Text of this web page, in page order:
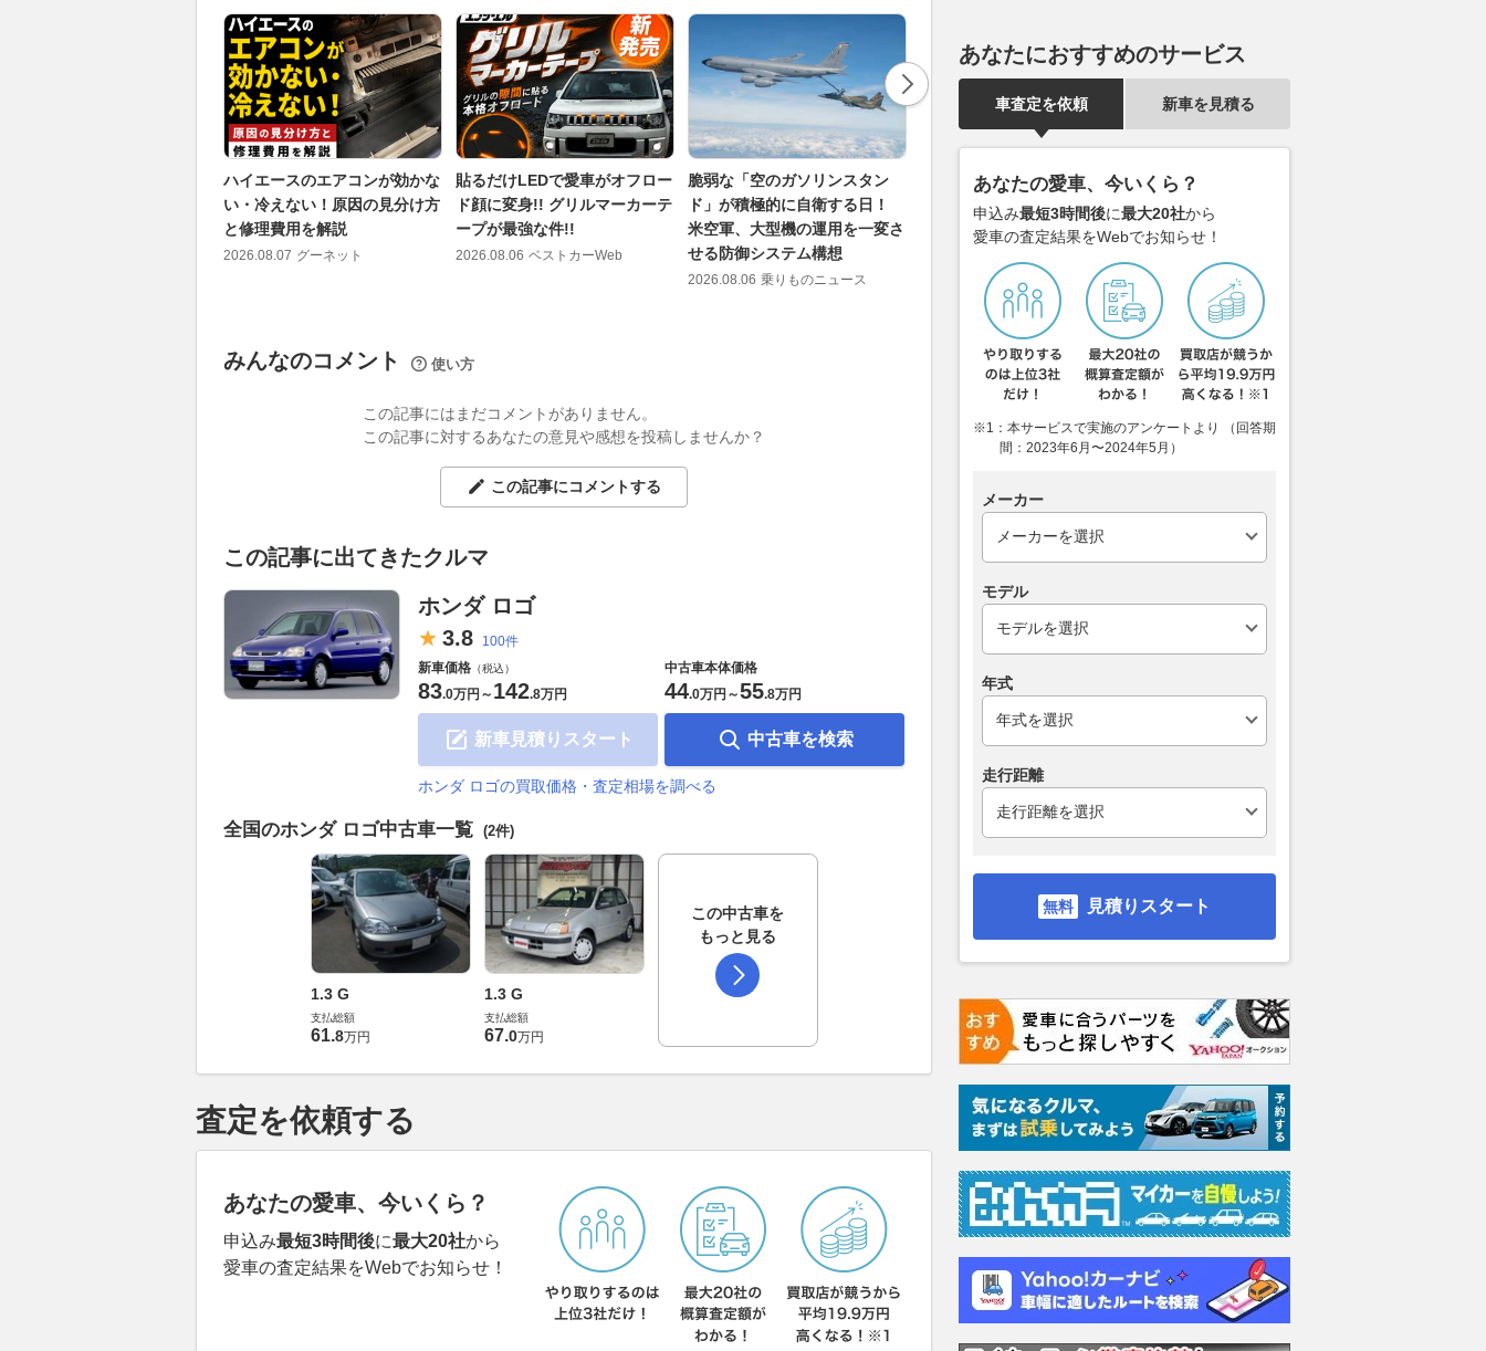
ハイエースのエアコンが効かな
い・冷えない！原因の見分け方
と修理費用を解説
2026.08.07 グーネット
貼るだけLEDで愛車がオフロー
ド顔に変身!! グリルマーカーテ
ープが最強な件!!
2026.08.06 ベストカーWeb
脆弱な「空のガソリンスタン
ド」が積極的に自衛する日！
米空軍、大型機の運用を一変さ
せる防御システム構想
2026.08.06 乗りものニュース
ちょっとした街乗りでも楽しく
なってくるね 自分のスタイル
で主張できる原付二種の「個性
VAGUE
ダイハツとトヨタGRが生んだ
奇跡の１台！ 「コペン GR
SPORT」を手に入れられる時
2026.08.06 WEB CARTOP
みんなのコメント 使い方
この記事にはまだコメントがありません。
この記事に対するあなたの意見や感想を投稿しませんか？
この記事にコメントする
この記事に出てきたクルマ
ホンダ ロゴ
3.8
100件
新車価格 （税込）
83.0万円 ～ 142.8万円
新車見積りスタート
中古車本体価格
44.0万円 ～55.8万円
中古車を検索
ホンダ ロゴの買取価格・査定相場を調べる
全国のホンダ ロゴ中古車一覧 (2件)
1.3 G
支払総額
61.8万円
1.3 G
支払総額
67.0万円
この中古車を
もっと見る
査定を依頼する
あなたの愛車、今いくら？
申込み最短3時間後に最大20社から
愛車の査定結果をWebでお知らせ！
あなたにおすすめのサービス
車査定を依頼 新車を見積る
あなたの愛車、今いくら？
申込み最短3時間後に最大20社から
愛車の査定結果をWebでお知らせ！
※1：本サービスで実施のアンケートより （回答期
間：2023年6月〜2024年5月）
メーカー
モデル
年式
走行距離
見積りスタート